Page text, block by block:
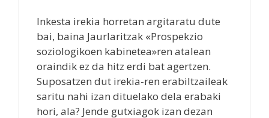
Inkesta irekia horretan argitaratu dute
bai, baina Jaurlaritzak «Prospekzio
soziologikoen kabinetea»ren atalean
oraindik ez da hitz erdi bat agertzen.
Suposatzen dut irekia-ren erabiltzaileak
saritu nahi izan dituelako dela erabaki
hori, ala? Jende gutxiagok izan dezan